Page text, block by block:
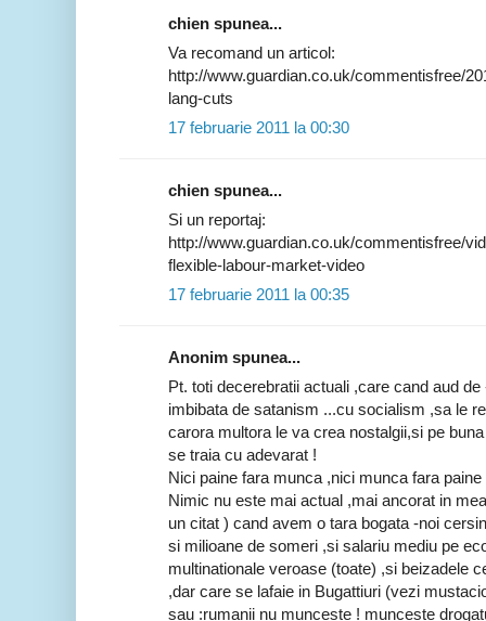
chien spunea...
Va recomand un articol:
http://www.guardian.co.uk/commentisfree/
lang-cuts
17 februarie 2011 la 00:30
chien spunea...
Si un reportaj:
http://www.guardian.co.uk/commentisfree/
flexible-labour-market-video
17 februarie 2011 la 00:35
Anonim spunea...
Pt. toti decerebratii actuali ,care cand aud
imbibata de satanism ...cu socialism ,sa le
carora multora le va crea nostalgii,si pe
se traia cu adevarat !
Nici paine fara munca ,nici munca fara paine
Nimic nu este mai actual ,mai ancorat in
un citat ) cand avem o tara bogata -noi
si milioane de someri ,si salariu mediu pe
multinationale veroase (toate) ,si beizadele
,dar care se lafaie in Bugattiuri (vezi
sau :rumanii nu munceste ! munceste